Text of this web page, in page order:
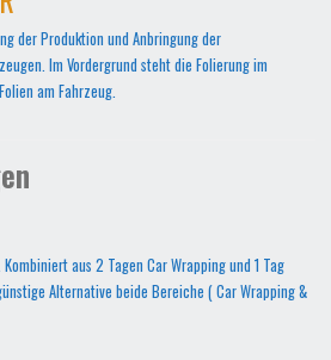
der Produktion und Anbringung der
Im Vordergrund steht die Folierung im
am Fahrzeug.
aus 2 Tagen Car Wrapping und 1 Tag
Alternative beide Bereiche ( Car Wrapping &